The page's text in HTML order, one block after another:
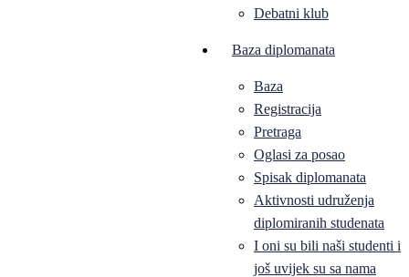
Debatni klub
Baza diplomanata
Baza
Registracija
Pretraga
Oglasi za posao
Spisak diplomanata
Aktivnosti udruženja
diplomiranih studenata
I oni su bili naši studenti i
još uvijek su sa nama